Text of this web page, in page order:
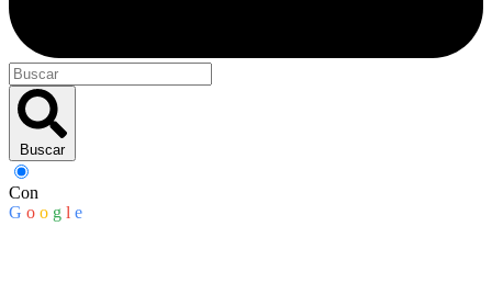
Buscar
Con
G o o g l e